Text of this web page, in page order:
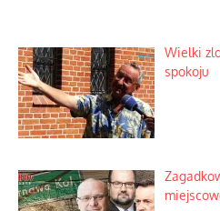
Wielki
spokoju